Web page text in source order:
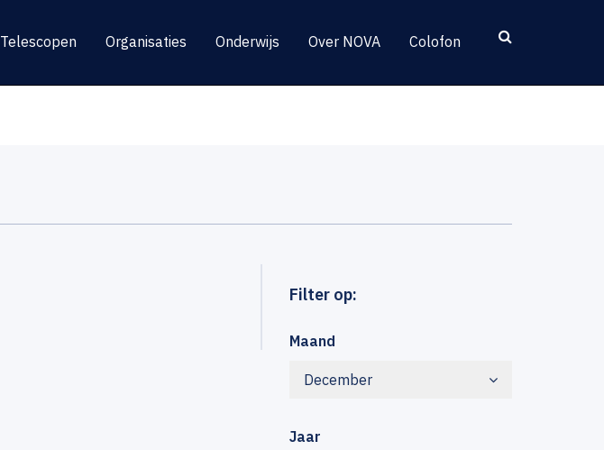
Telescopen Organisaties Onderwijs Over NOVA Colofon
Filter op:
Maand
December
Jaar